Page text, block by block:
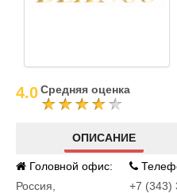
4.0Средняя оценка
ОПИСАНИЕ
Головной офис:
Россия
+7 (343)